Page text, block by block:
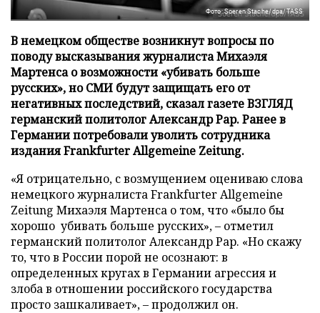
Фото: Soeren Stache/dpa/TASS
В немецком обществе возникнут вопросы по
поводу высказывания журналиста Михаэля
Мартенса о возможности «убивать больше
русских», но СМИ будут защищать его от
негативных последствий, сказал газете ВЗГЛЯД
германский политолог Александр Рар. Ранее в
Германии потребовали уволить сотрудника
издания Frankfurter Allgemeine Zeitung.
«Я отрицательно, с возмущением оцениваю слова
немецкого журналиста Frankfurter Allgemeine
Zeitung Михаэля Мартенса о том, что «было бы
хорошо убивать больше русских», – отметил
германский политолог Александр Рар. «Но скажу
то, что в России порой не осознают: в
определенных кругах в Германии агрессия и
злоба в отношении российского государства
просто зашкаливает», – продолжил он.